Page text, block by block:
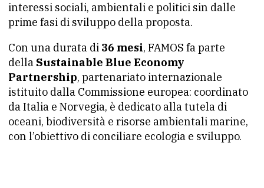
interessi sociali, ambientali e politici sin dalle
prime fasi di sviluppo della proposta.
Con una durata di 36 mesi, FAMOS fa parte
della Sustainable Blue Economy
Partnership, partenariato internazionale
istituito dalla Commissione europea: coordinato
da Italia e Norvegia, è dedicato alla tutela di
oceani, biodiversità e risorse ambientali marine,
con l’obiettivo di conciliare ecologia e sviluppo.